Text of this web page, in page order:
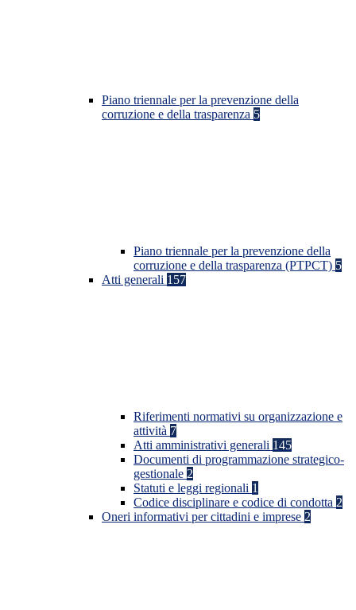
Piano triennale per la prevenzione della
corruzione e della trasparenza 5
Piano triennale per la prevenzione della
corruzione e della trasparenza (PTPCT) 5
Atti generali 157
Riferimenti normativi su organizzazione e
attività 7
Atti amministrativi generali 145
Documenti di programmazione strategico-
gestionale 2
Statuti e leggi regionali 1
Codice disciplinare e codice di condotta 2
Oneri informativi per cittadini e imprese 2